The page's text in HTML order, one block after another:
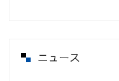
ニュース